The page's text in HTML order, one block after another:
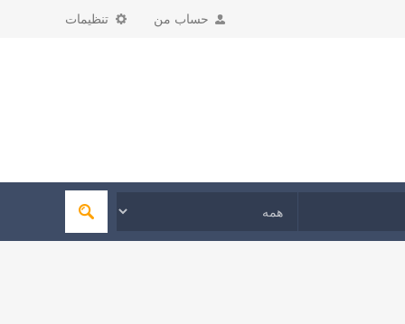
تنظیمات حساب من